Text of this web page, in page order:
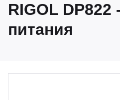
измерительное
и аттестация
RIGOL DP822
питания